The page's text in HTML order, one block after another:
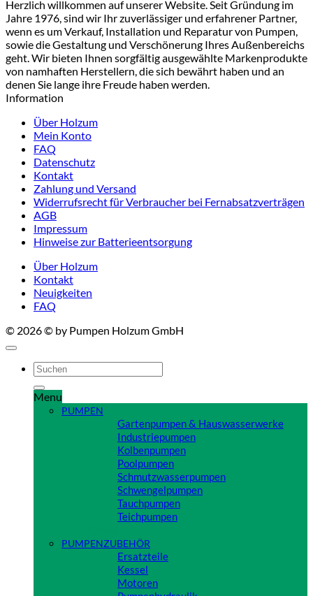
Produktseite
gewählt
werden
Herzlich willkommen auf unserer Website. Seit Gründung im
Jahre 1976, sind wir Ihr zuverlässiger und erfahrener Partner,
wenn es um Verkauf, Installation und Reparatur von Pumpen,
sowie die Gestaltung und Verschönerung Ihres Außenbereichs
geht. Wir bieten Ihnen sorgfältig ausgewählte Markenprodukte
von namhaften Herstellern, die sich bewährt haben und an
denen Sie lange ihre Freude haben werden.
Information
Über Holzum
Mein Konto
FAQ
Datenschutz
Kontakt
Zahlung und Versand
Widerrufsrecht für Verbraucher bei Fernabsatzverträgen
AGB
Impressum
Hinweise zur Batterieentsorgung
Über Holzum
Kontakt
Neuigkeiten
FAQ
© 2026 © by Pumpen Holzum GmbH
Suchen
nach:
Menu
PUMPEN
Gartenpumpen & Hauswasserwerke
Industriepumpen
Kolbenpumpen
Poolpumpen
Schmutzwasserpumpen
Schwengelpumpen
Tauchpumpen
Teichpumpen
PUMPENZUBEHÖR
Ersatzteile
Kessel
Motoren